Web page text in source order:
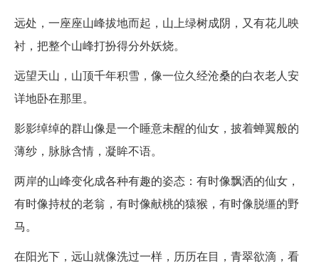
远处，一座座山峰拔地而起，山上绿树成阴，又有花儿映
衬，把整个山峰打扮得分外妖烧。
远望天山，山顶千年积雪，像一位久经沧桑的白衣老人安
详地卧在那里。
影影绰绰的群山像是一个睡意未醒的仙女，披着蝉翼般的
薄纱，脉脉含情，凝眸不语。
两岸的山峰变化成各种有趣的姿态：有时像飘洒的仙女，
有时像持杖的老翁，有时像献桃的猿猴，有时像脱缰的野
马。
在阳光下，远山就像洗过一样，历历在目，青翠欲滴，看